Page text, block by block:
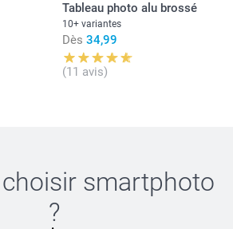
Tableau photo alu brossé
10+ variantes
Dès 34,99
(11 avis)
smartphoto
?